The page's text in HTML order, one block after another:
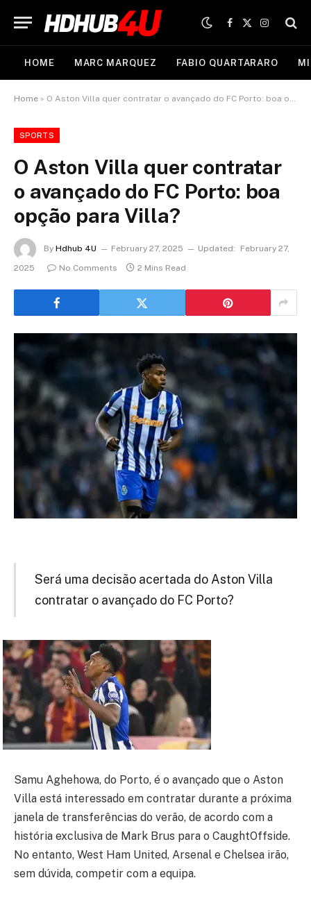
Facebook
X
(Twitter)
Instagram
HOME MARC MARQUEZ FABIO QUARTARARO
Home » O Aston Villa quer contratar o avançado do FC Porto: boa opção para Villa?
SPORTS
O Aston Villa quer contratar
o avançado do FC Porto: boa
opção para Villa?
By Hdhub 4U February 27, 2025 Updated:
February 27,
2025
No Comments 2 Mins Read
Será uma decisão acertada do Aston Villa
contratar o avançado do FC Porto?
Samu Aghehowa, do Porto, é o avançado que o Aston
Villa está interessado em contratar durante a próxima
janela de transferências do verão, de acordo com a
história exclusiva de Mark Brus para o CaughtOffside.
No entanto, West Ham United, Arsenal e Chelsea irão,
sem dúvida, competir com a equipa.